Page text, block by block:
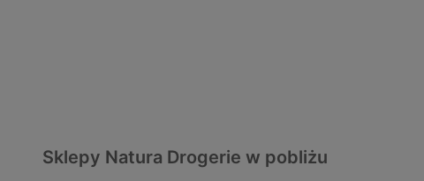
Sklepy Natura Drogerie w pobliżu